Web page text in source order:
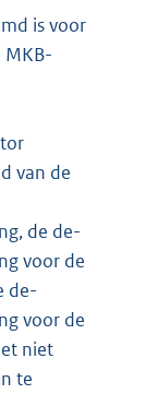
is voor
van de
de de-
voor de
de-
voor de
niet
te